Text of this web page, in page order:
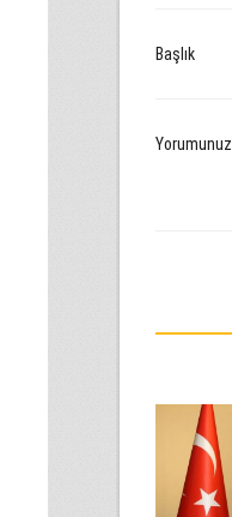
Başlık
Yorumunuz